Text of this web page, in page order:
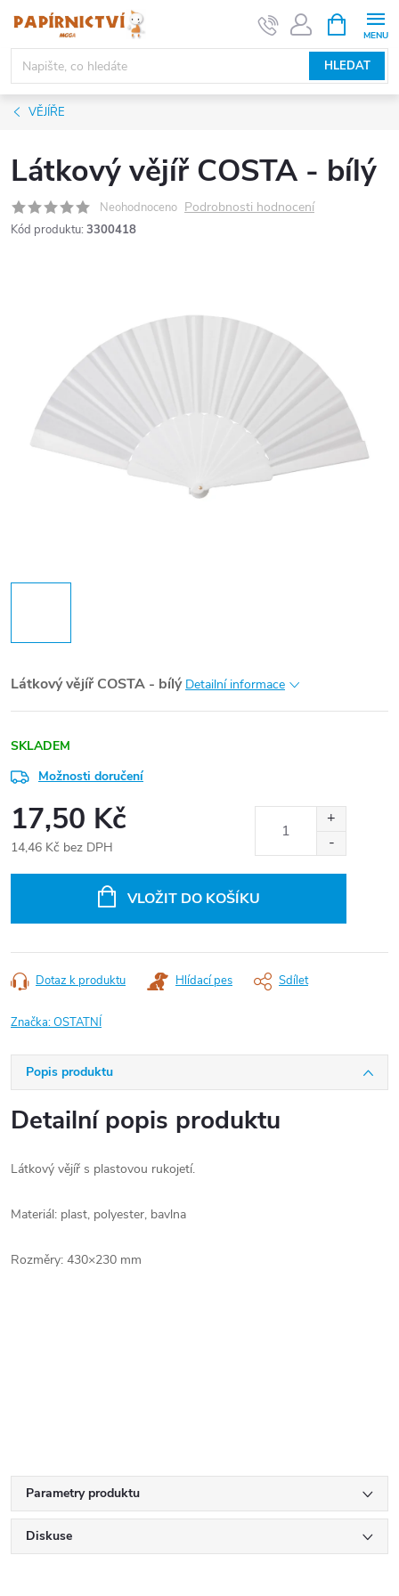
obsah
HLEDAT
NÁKUPNÍ
KOŠÍK
VĚJÍŘE
Látkový vějíř COSTA - bílý
Neohodnoceno Podrobnosti hodnocení
Kód produktu: 3300418
Látkový vějíř COSTA - bílý Detailní informace
SKLADEM
Možnosti doručení
17,50 Kč
14,46 Kč bez DPH
VLOŽIT DO KOŠÍKU
Dotaz k produktu Hlídací pes Sdílet
Značka:OSTATNÍ
Popis produktu
Detailní popis produktu
Látkový vějíř s plastovou rukojetí.
Materiál: plast, polyester, bavlna
Rozměry: 430×230 mm
Parametry produktu
Diskuse